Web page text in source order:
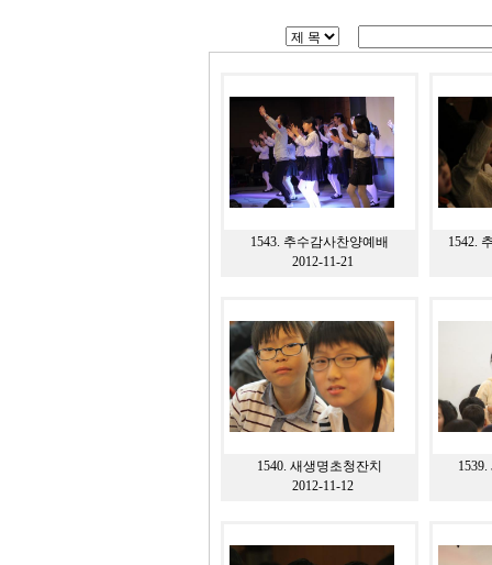
1543. 추수감사찬양예배
2012-11-21
1542.
1540. 새생명초청잔치
2012-11-12
1539.